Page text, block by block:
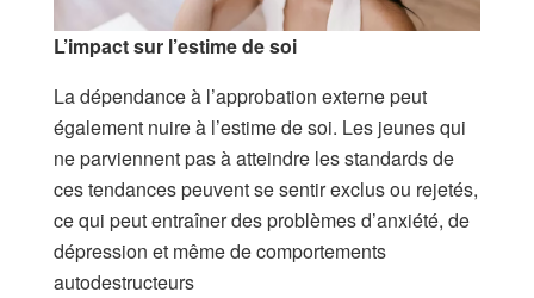
L’impact sur l’estime de soi
La dépendance à l’approbation externe peut
également nuire à l’estime de soi. Les jeunes qui
ne parviennent pas à atteindre les standards de
ces tendances peuvent se sentir exclus ou rejetés,
ce qui peut entraîner des problèmes d’anxiété, de
dépression et même de comportements
autodestructeurs